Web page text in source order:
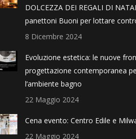
DOLCEZZA DEI REGALI DI
panettoni Buoni per lottare
8 Dicembre 2024
Evoluzione estetica: le nuove
progettazione contemporanea
l’ambiente bagno
22 Maggio 2024
Cena evento: Centro Edile e
22 Maggio 2024